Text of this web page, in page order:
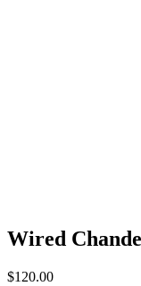
Wired
$120.00